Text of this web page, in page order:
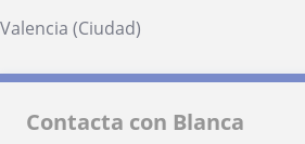
Valencia (Ciudad)
Contacta con Blanca